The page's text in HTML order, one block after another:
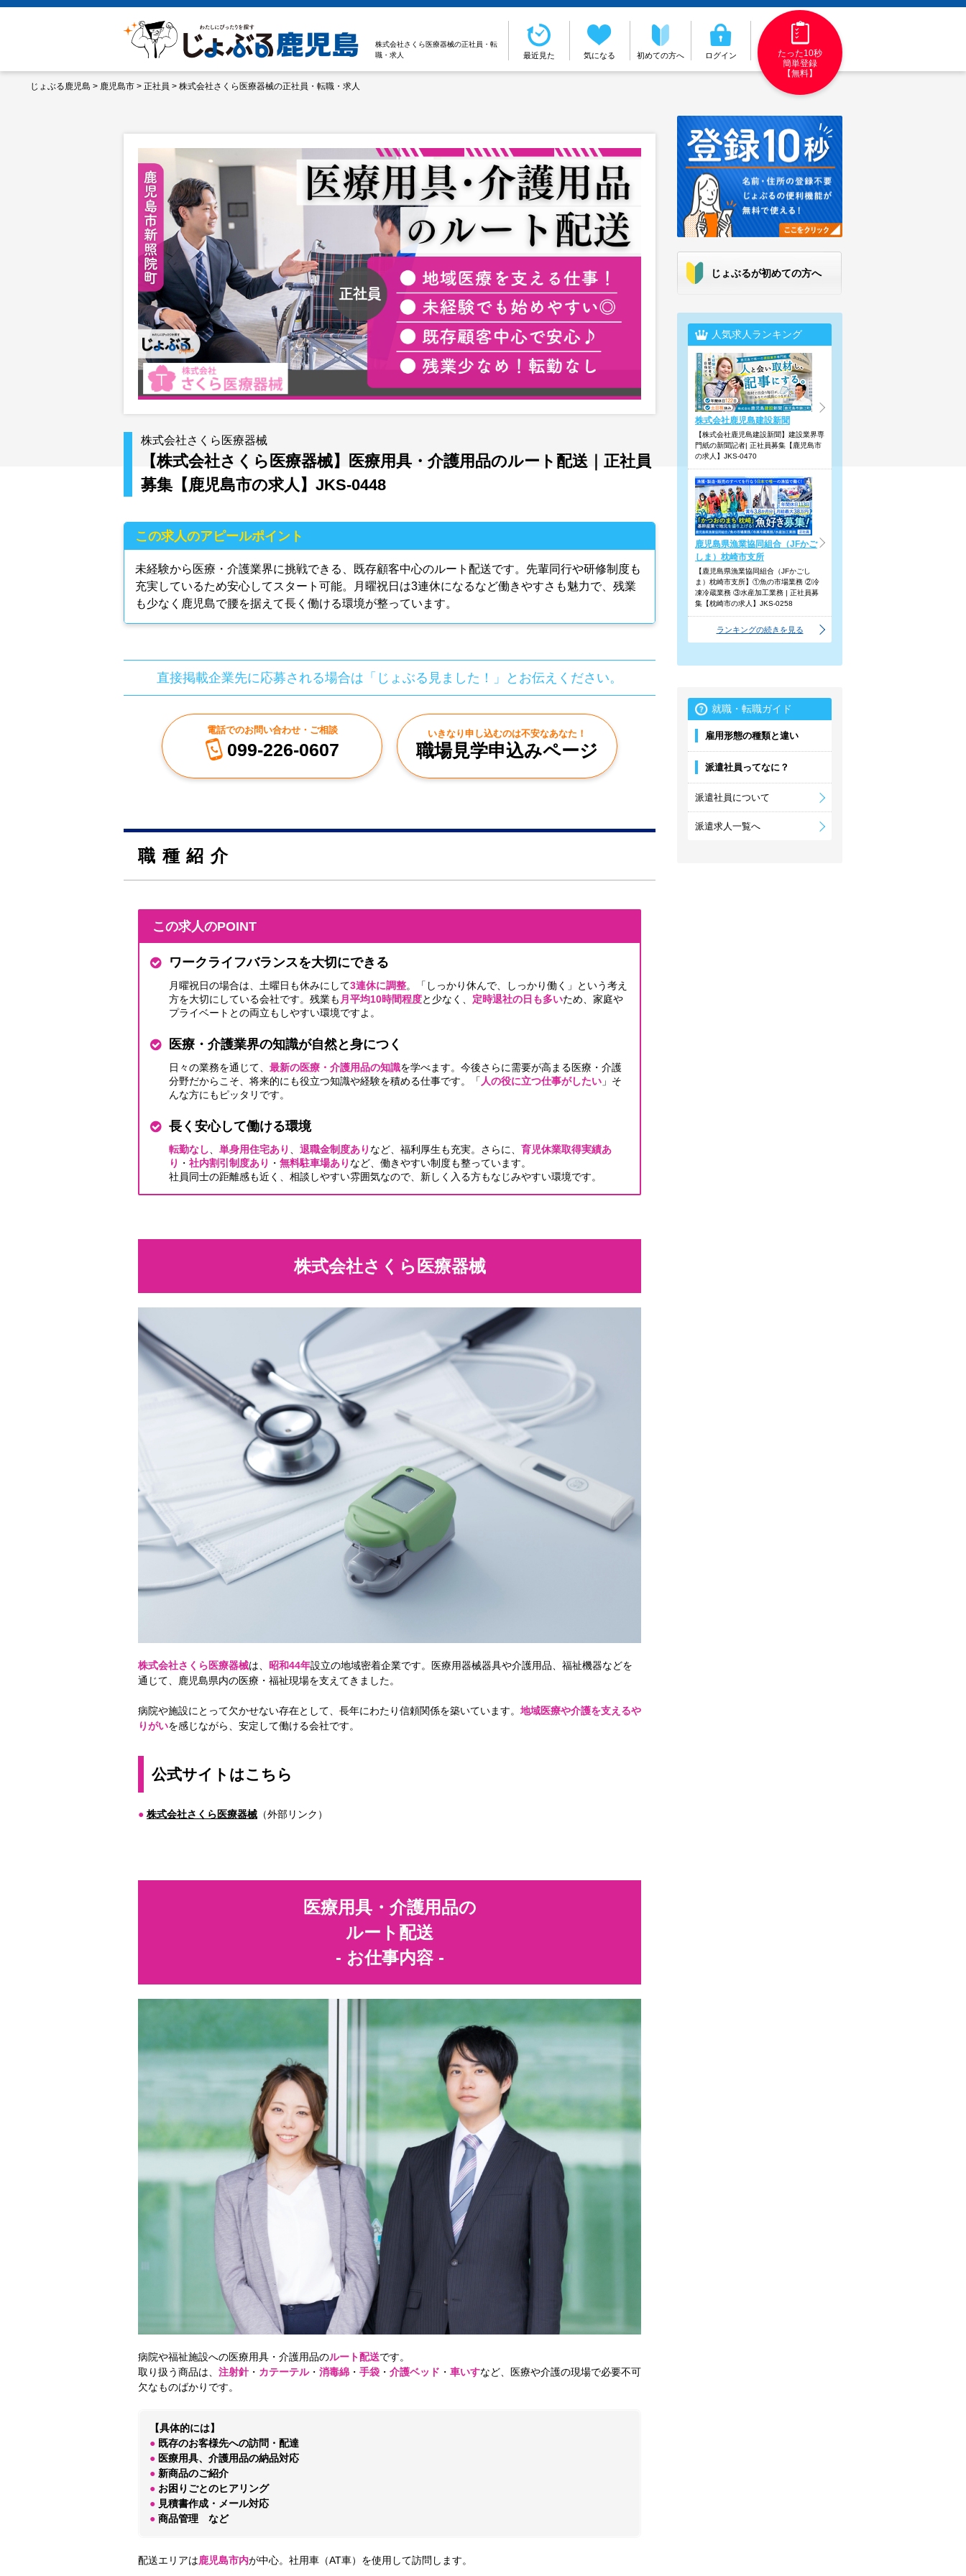
株式会社さくら医療器械の正社員・転
職・求人
最近見た 気になる 初めての方へ ログイン
たった10秒
簡単登録
【無料】
じょぶる鹿児島 > 鹿児島市 > 正社員 > 株式会社さくら医療器械の正社員・転職・求人
株式会社さくら医療器械
【株式会社さくら医療器械】医療用具・介護用品のルート配送｜正社員
募集【鹿児島市の求人】JKS-0448
この求人のアピールポイント
未経験から医療・介護業界に挑戦できる、既存顧客中心のルート配送です。先輩同行や研修制度も
充実しているため安心してスタート可能。月曜祝日は3連休になるなど働きやすさも魅力で、残業
も少なく鹿児島で腰を据えて長く働ける環境が整っています。
直接掲載企業先に応募される場合は「じょぶる見ました！」とお伝えください。
電話でのお問い合わせ・ご相談
099-226-0607
いきなり申し込むのは不安なあなた！
職場見学申込みページ
職種紹介
この求人のPOINT
ワークライフバランスを大切にできる
月曜祝日の場合は、土曜日も休みにして3連休に調整。「しっかり休んで、しっかり働く」という考え
方を大切にしている会社です。残業も 月平均10時間程度と少なく、 定時退社の日も多いため、家庭や
プライベートとの両立もしやすい環境ですよ。
医療・介護業界の知識が自然と身につく
日々の業務を通じて、最新の医療・介護用品の知識を学べます。今後さらに需要が高まる医療・介護
分野だからこそ、将来的にも役立つ知識や経験を積める仕事です。「 人の役に立つ仕事がしたい 」そ
んな方にもピッタリです。
長く安心して働ける環境
転勤なし、単身用住宅あり 、退職金制度あり など、福利厚生も充実。さらに、育児休業取得実績あ
り ・社内割引制度あり ・無料駐車場あり など、働きやすい制度も整っています。
社員同士の距離感も近く、相談しやすい雰囲気なので、新しく入る方もなじみやすい環境です。
株式会社さくら医療器械
株式会社さくら医療器械は、 昭和44年設立の地域密着企業です。医療用器械器具や介護用品、福祉機器などを
通じて、鹿児島県内の医療・福祉現場を支えてきました。
病院や施設にとって欠かせない存在として、長年にわたり信頼関係を築いています。 地域医療や介護を支えるや
りがいを感じながら、安定して働ける会社です。
公式サイトはこちら
● 株式会社さくら医療器械 （外部リンク）
医療用具・介護用品の
ルート配送
- お仕事内容 -
病院や福祉施設への医療用具・介護用品のルート配送です。
取り扱う商品は、 注射針・ カテーテル・ 消毒綿 ・ 手袋 ・ 介護ベッド ・ 車いすなど、医療や介護の現場で必要不可
欠なものばかりです。
【具体的には】
● 既存のお客様先への訪問・配達
● 医療用具、介護用品の納品対応
● 新商品のご紹介
● お困りごとのヒアリング
● 見積書作成・メール対応
● 商品管理 など
配送エリアは鹿児島市内が中心。社用車（AT車）を使用して訪問します。
じょぶるが初めての方へ
人気求人ランキング
株式会社鹿児島建設新聞
【株式会社鹿児島建設新聞】建設業界専
門紙の新聞記者| 正社員募集【鹿児島市
の求人】JKS-0470
鹿児島県漁業協同組合（JFかご
しま）枕崎市支所
【鹿児島県漁業協同組合（JFかごし
ま）枕崎市支所】①魚の市場業務 ②冷
凍冷蔵業務 ③水産加工業務 | 正社員募
集【枕崎市の求人】JKS-0258
ランキングの続きを見る
就職・転職ガイド
雇用形態の種類と違い
派遣社員ってなに？
派遣社員について
派遣求人一覧へ